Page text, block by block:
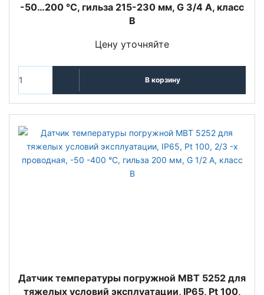
-50…200 °C, гильза 215-230 мм, G 3/4 А, класс
B
Цену уточняйте
В корзину
Датчик температуры погружной MBT 5252 для
тяжелых условий эксплуатации, IP65, Pt 100,